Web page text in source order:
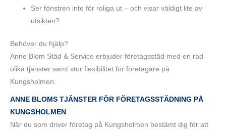
Ser fönstren inte för roliga ut – och visar väldigt lite av
utsikten?
Behöver du hjälp?
Anne Blom Städ & Service erbjuder företagsstäd med en rad
olika tjänster samt stor flexibilitet för företagare på
Kungsholmen.
ANNE BLOMS TJÄNSTER FÖR FÖRETAGSSTÄDNING PÅ
KUNGSHOLMEN
När du som driver företag på Kungsholmen bestämt dig för att